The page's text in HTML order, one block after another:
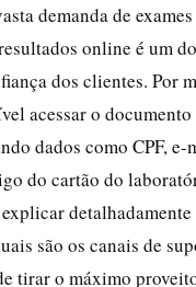
demanda de
online é um
dos clientes. Por
acessar o
dados como CPF,
do cartão do
são os canais de
tirar o máximo